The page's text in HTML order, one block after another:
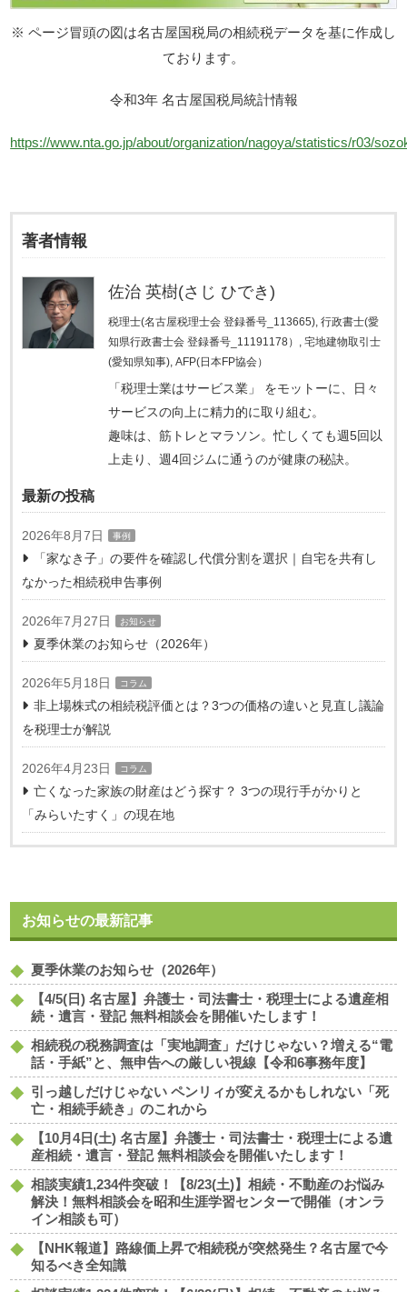
※ ページ冒頭の図は名古屋国税局の相続税データを基に作成し
ております。
令和3年 名古屋国税局統計情報
https://www.nta.go.jp/about/organization/nagoya/statistics/r03/
著者情報
佐治 英樹(さじ ひでき)
税理士(名古屋税理士会 登録番号_113665), 行政書士(愛
知県行政書士会 登録番号_11191178）, 宅地建物取引士
(愛知県知事), AFP(日本FP協会）
「税理士業はサービス業」 をモットーに、日々
サービスの向上に精力的に取り組む。
趣味は、筋トレとマラソン。忙しくても週5回以
上走り、週4回ジムに通うのが健康の秘訣。
最新の投稿
2026年8月7日 事例
「家なき子」の要件を確認し代償分割を選択｜自宅を共有し
なかった相続税申告事例
2026年7月27日 お知らせ
夏季休業のお知らせ（2026年）
2026年5月18日 コラム
非上場株式の相続税評価とは？3つの価格の違いと見直し議論
を税理士が解説
2026年4月23日 コラム
亡くなった家族の財産はどう探す？ 3つの現行手がかりと
「みらいたすく」の現在地
お知らせの最新記事
夏季休業のお知らせ（2026年）
【4/5(日) 名古屋】弁護士・司法書士・税理士による遺産相
続・遺言・登記 無料相談会を開催いたします！
相続税の税務調査は「実地調査」だけじゃない？増える“電
話・手紙”と、無申告への厳しい視線【令和6事務年度】
引っ越しだけじゃない ペンリィが変えるかもしれない「死
亡・相続手続き」のこれから
【10月4日(土) 名古屋】弁護士・司法書士・税理士による遺
産相続・遺言・登記 無料相談会を開催いたします！
相談実績1,234件突破！【8/23(土)】相続・不動産のお悩み
解決！無料相談会を昭和生涯学習センターで開催（オンラ
イン相談も可）
【NHK報道】路線価上昇で相続税が突然発生？名古屋で今
知るべき全知識